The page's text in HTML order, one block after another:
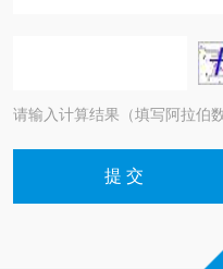
请输入计算结果（填写阿拉伯